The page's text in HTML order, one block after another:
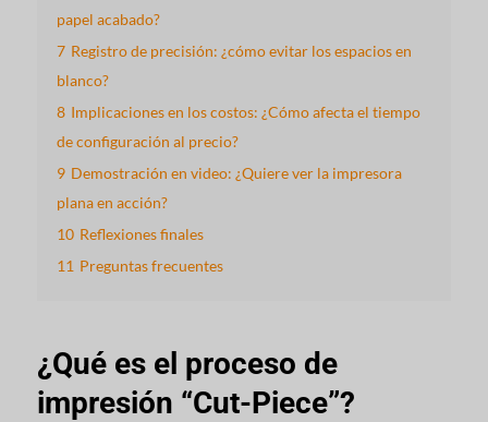
papel acabado?
7 Registro de precisión: ¿cómo evitar los espacios en
blanco?
8 Implicaciones en los costos: ¿Cómo afecta el tiempo
de configuración al precio?
9 Demostración en video: ¿Quiere ver la impresora
plana en acción?
10 Reflexiones finales
11 Preguntas frecuentes
¿Qué es el proceso de
impresión “Cut-Piece”?